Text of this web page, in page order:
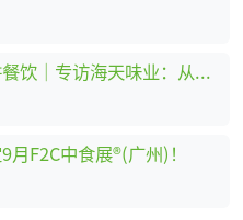
以赛事链接匠人，以风味深耕餐饮｜专访海天味业：从调味供应商到中餐行业共建者
F2C中食展®(广州)！